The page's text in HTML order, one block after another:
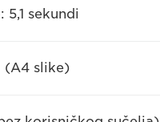
sekundi
(A4 slike)